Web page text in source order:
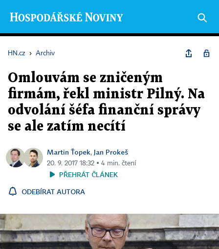
HN.cz › Archiv
Omlouvám se zničeným
firmám, řekl ministr Pilný. Na
odvolání šéfa finanční správy
se ale zatím necítí
Martin Ťopek, Jan Prokeš
20. 9. 2017 18:32 ▪ 4 min. čtení
PŘEHRÁT ČLÁNEK
ODEBÍRAT AUTORA